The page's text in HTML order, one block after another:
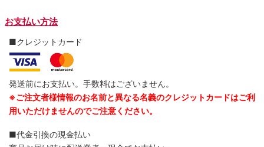
お支払い方法
■クレジットカード
発送前にお支払い。手数料はございません。
※ご注文者様情報のお名前と異なる名義のクレジットカードはご利
用いただけませんのでご注意ください。
■代金引換の現金払い